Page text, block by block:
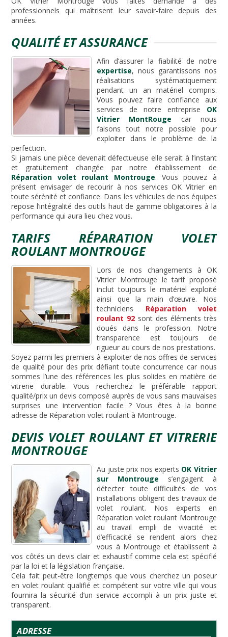
professionnels qui maîtrisent leur savoir-faire depuis des
années.
QUALITÉ ET ASSURANCE
Afin d’assurer la fiabilité de notre
expertise, nous garantissons nos
réalisations systématiquement
pendant un an matériel compris.
Vous pouvez faire confiance aux
services de notre entreprise OK
Vitrier MontRouge car nous
faisons tout notre possible pour
exploiter dans le problème de la
perfection.
Si jamais une pièce devenait défectueuse elle serait à l’instant
et gratuitement changée par notre établissement de
Réparation volet roulant Montrouge. Vous pouvez à
présent envisager de recourir à nos services OK Vitrier en
toute sérénité et confiance. Dans les véhicules de nos équipes
repose l’intégralité des outils haut de gamme obligatoires à la
performance qui aura lieu chez vous.
TARIFS RÉPARATION VOLET
ROULANT MONTROUGE
Lors de nos changements à OK
Vitrier Montrouge le tarif proposé
inclut toujours le matériel exploité
ainsi que la main d’œuvre. Nos
techniciens Réparation volet
roulant 92 sont des éléments très
doués dans le profession. Notre
transparence est toujours de
rigueur au cours de nos prestations.
Soyez parmi les premiers à exploiter de nos offres de services
de qualité pour des prix défiant toute concurrence car nous
sommes l’une des références les plus solides en matière de
vitrerie durable. Vous recherchez le préférable rapport
qualité/prix un devis composé auprès de vous sans mauvaises
surprises une intervention facile ? Vous êtes à la bonne
adresse de Réparation volet roulant à Montrouge.
DEVIS VOLET ROULANT ET VITRERIE
MONTROUGE
Au juste prix nos experts OK Vitrier
sur Montrouge s’engagent à
détecter toute difficultés de vos
installations obligent des travaux de
volet roulant. Nos experts en
Réparation volet roulant Montrouge
au travail empli de vivacité et
d’efficacité se rendent alors chez
vous à Montrouge et établissent à
vos côtés un devis clair et exhaustif comme cela est spécifié
par la loi et la législation française.
Cela fait peut-être longtemps que vous cherchez un poseur
en volet roulant qualifié et compétent sur votre ville qui vous
fournira la sécurité d’un service accompli à un prix juste et
transparent.
ADRESSE